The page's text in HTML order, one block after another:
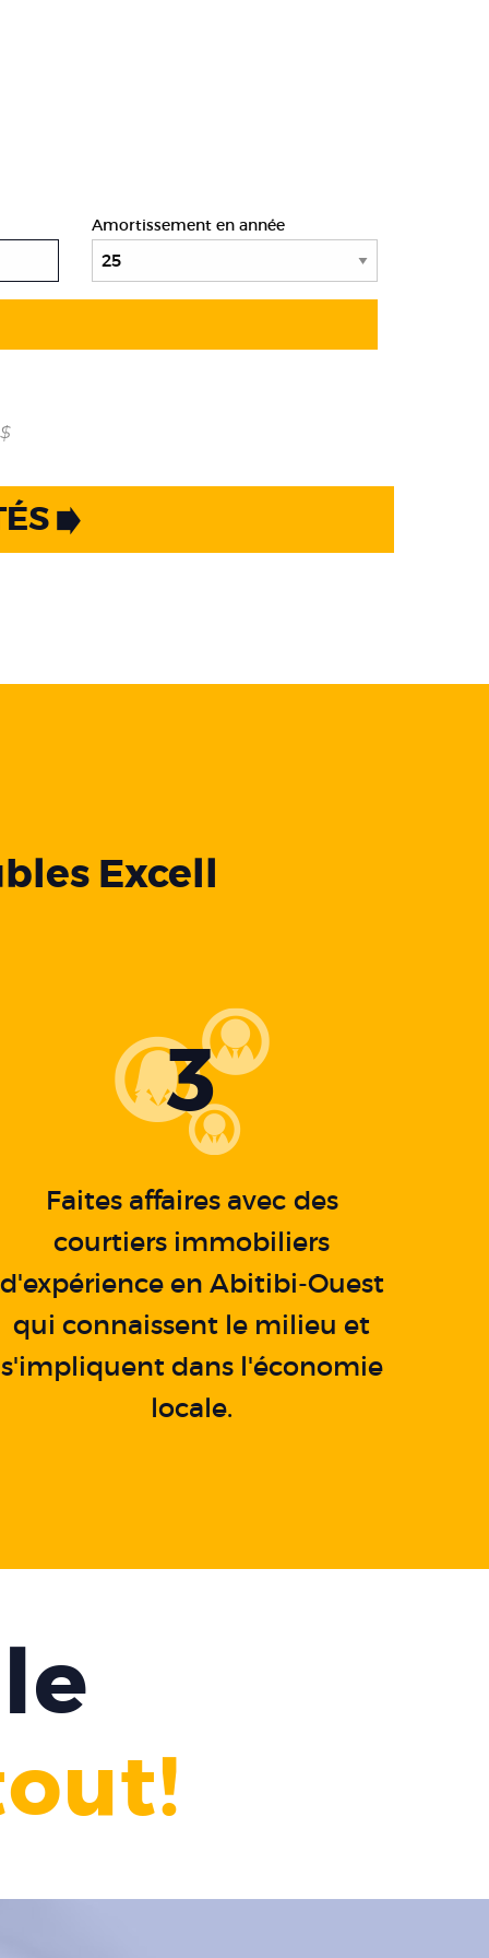
Amortissement en année
Excell
3
Faites affaires avec des
courtiers immobiliers
d'expérience en Abitibi-Ouest
qui connaissent le milieu et
s'impliquent dans l'économie
locale.